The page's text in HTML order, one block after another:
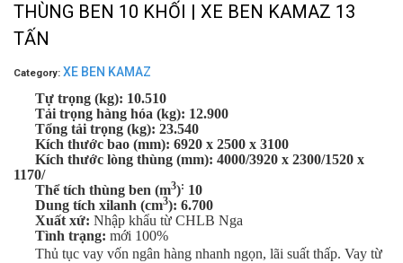
THÙNG BEN 10 KHỐI | XE BEN KAMAZ 13
TẤN
Category: XE BEN KAMAZ
Tự trọng (kg): 10.510
Tải trọng hàng hóa (kg): 12.900
Tổng tải trọng (kg): 23.540
Kích thước bao (mm): 6920 x 2500 x 3100
Kích thước lòng thùng (mm): 4000/3920 x 2300/1520 x
1170/
Thể tích thùng ben (m3): 10
Dung tích xilanh (cm3): 6.700
Xuất xứ: Nhập khẩu từ CHLB Nga
Tình trạng: mới 100%
Thủ tục vay vốn ngân hàng nhanh ngọn, lãi suất thấp. Vay từ